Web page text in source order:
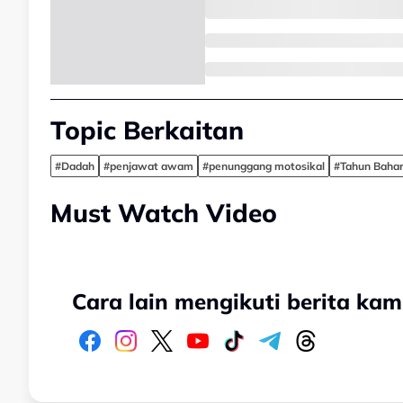
Topic Berkaitan
#Dadah #penjawat awam #penunggang motosikal #Tahun
Must Watch Video
Cara lain mengikuti berita